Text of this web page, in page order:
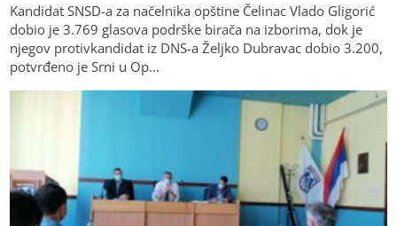
Kandidat SNSD-a za načelnika opštine Čelinac Vlado Gligorić
dobio je 3.769 glasova podrške birača na izborima, dok je
njegov protivkandidat iz DNS-a Željko Dubravac dobio 3.200,
potvrđeno je Srni u Op…